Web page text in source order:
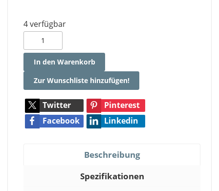
4 verfügbar
In den Warenkorb
Zur Wunschliste hinzufügen!
Twitter
Pinterest
Facebook
Linkedin
Beschreibung
Spezifikationen